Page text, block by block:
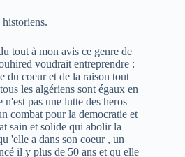
tout à mon avis ce genre de
voudrait entreprendre :
du coeur et de la raison tout
les algériens sont égaux en
pas une lutte des heros
combat pour la democratie et
sain et solide qui abolir la
'elle a dans son coeur , un
il y plus de 50 ans et qu elle